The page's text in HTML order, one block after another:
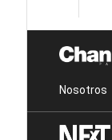
Nosotros